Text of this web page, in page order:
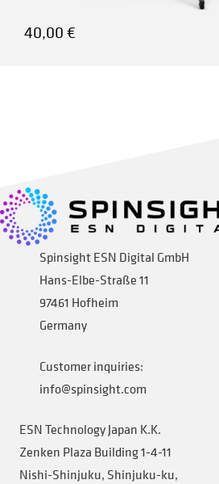
40,00 €
Spinsight ESN Digital GmbH
Hans-Elbe-Straße 11
97461 Hofheim
Germany
Customer inquiries:
info@spinsight.com
ESN Technology Japan K.K.
Zenken Plaza Building 1-4-11
Nishi-Shinjuku, Shinjuku-ku,